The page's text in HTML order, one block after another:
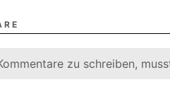
zu schreiben,